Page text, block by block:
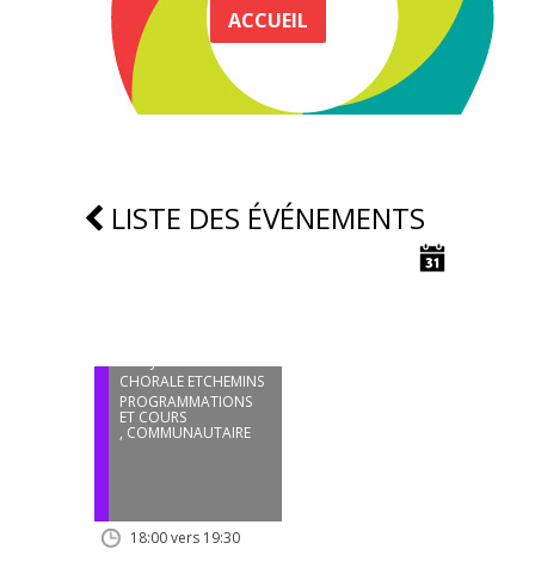
ACCUEIL
LISTE DES ÉVÉNEMENTS
CHORALE ETCHEMINS
PROGRAMMATIONS
ET COURS
, COMMUNAUTAIRE
18:00 vers 19:30